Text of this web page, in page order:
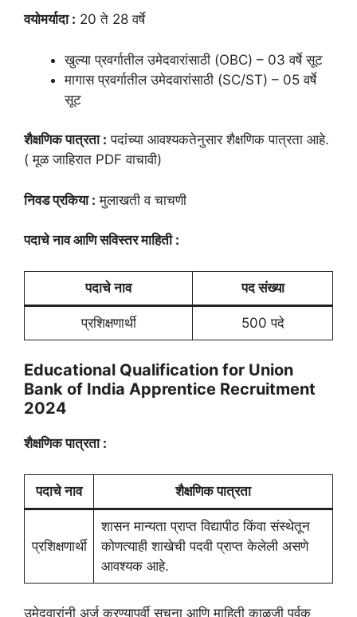
वयोमर्यादा : 20 ते 28 वर्षे
खुल्या प्रवर्गातील उमेदवारांसाठी (OBC) – 03 वर्षे सूट
मागास प्रवर्गातील उमेदवारांसाठी (SC/ST) – 05 वर्षे
सूट
शैक्षणिक पात्रता : पदांच्या आवश्यकतेनुसार शैक्षणिक पात्रता आहे.
( मूळ जाहिरात PDF वाचावी)
निवड प्रकिया : मुलाखती व चाचणी
पदाचे नाव आणि सविस्तर माहिती :
पदाचे नाव पद संख्या
प्रशिक्षणार्थी 500 पदे
Educational Qualification for Union
Bank of India Apprentice Recruitment
2024
शैक्षणिक पात्रता :
पदाचे नाव शैक्षणिक पात्रता
प्रशिक्षणार्थी
शासन मान्यता प्राप्त विद्यापीठ किंवा संस्थेतून
कोणत्याही शाखेची पदवी प्राप्त केलेली असणे
आवश्यक आहे.
उमेदवारांनी अर्ज करण्यापूर्वी सूचना आणि माहिती काळजी पूर्वक